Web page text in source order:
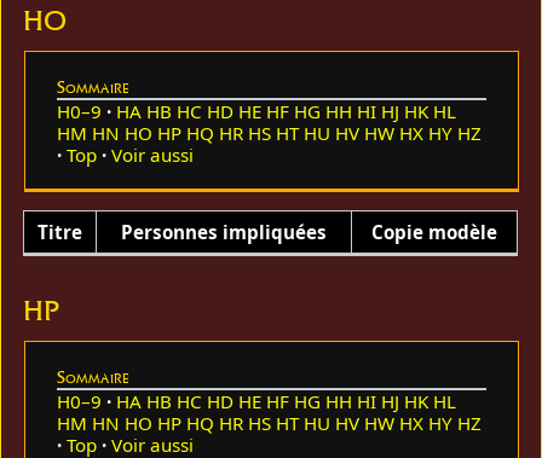
HO
Sommaire
H0–9 HA HB HC HD HE HF HG HH HI HJ HK HL
HM HN HO HP HQ HR HS HT HU HV HW HX HY HZ
Top
Voir aussi
Titre Personnes impliquées Copie modèle
HP
Sommaire
H0–9 HA HB HC HD HE HF HG HH HI HJ HK HL
HM HN HO HP HQ HR HS HT HU HV HW HX HY HZ
Top
Voir aussi